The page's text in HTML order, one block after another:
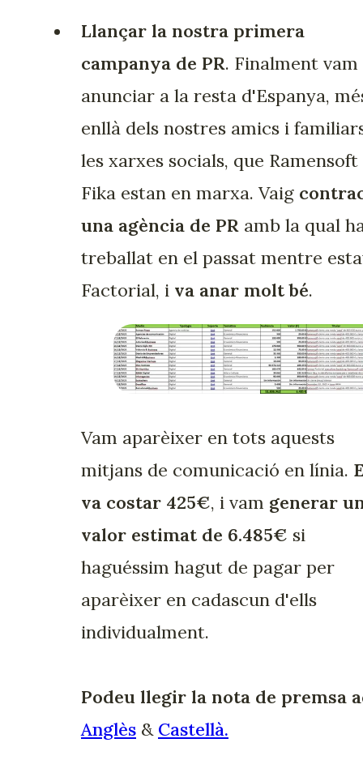
Llançar la nostra primera
campanya de PR. Finalment vam
anunciar a la resta d'Espanya,
enllà dels nostres amics i
les xarxes socials, que Ramensoft
Fika estan en marxa. Vaig
una agència de PR amb la qual
treballat en el passat mentre
Factorial, i va anar molt bé.
Vam aparèixer en tots aquests
mitjans de comunicació en línia.
va costar 425€, i vam generar
valor estimat de 6.485€ si
haguéssim hagut de pagar per
aparèixer en cadascun d'ells
individualment.
Podeu llegir la nota de premsa
Anglès & Castellà.